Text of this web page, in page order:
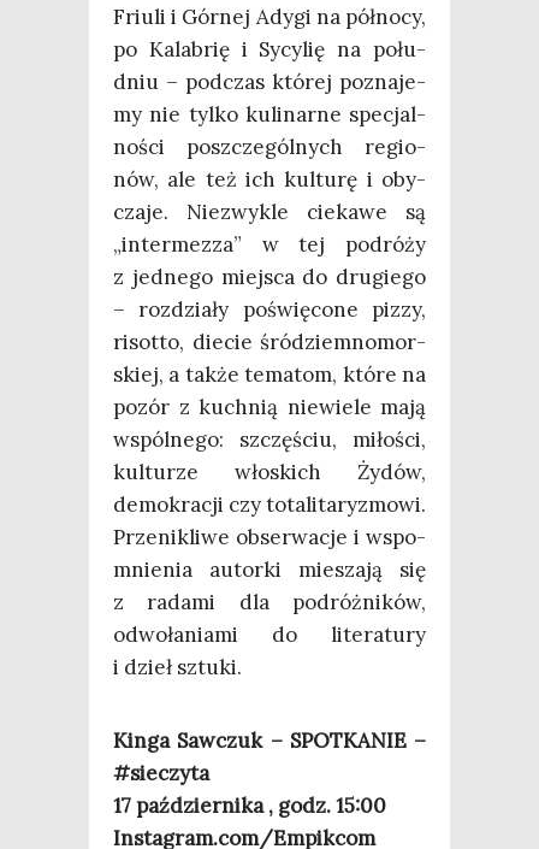
Friu­li i Gór­nej Ady­gi na pół­no­cy,
po Kala­brię i Sycy­lię na połu­
dniu – pod­czas któ­rej pozna­je­
my nie tyl­ko kuli­nar­ne spe­cjal­
no­ści poszcze­gól­nych regio­
nów, ale też ich kul­tu­rę i oby­
cza­je. Nie­zwy­kle cie­ka­we są
„inter­mez­za” w tej podró­ży
z jed­ne­go miej­sca do dru­gie­go
– roz­dzia­ły poświę­co­ne piz­zy,
risot­to, die­cie śród­ziem­no­mor­
skiej, a tak­że tema­tom, któ­re na
pozór z kuch­nią nie­wie­le mają
wspól­ne­go: szczę­ściu, miło­ści,
kul­tu­rze wło­skich Żydów,
demo­kra­cji czy tota­li­ta­ry­zmo­wi.
Prze­ni­kli­we obser­wa­cje i wspo­
mnie­nia autor­ki mie­sza­ją się
z rada­mi dla podróż­ni­ków,
odwo­ła­nia­mi do lite­ra­tu­ry
i dzieł sztuki.
Kin­ga Saw­czuk – SPOTKANIE –
#sie­czy­ta
17 paź­dzier­ni­ka , godz. 15:00
Instagram.com/Empikcom